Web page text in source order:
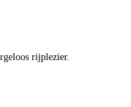
rijplezier.